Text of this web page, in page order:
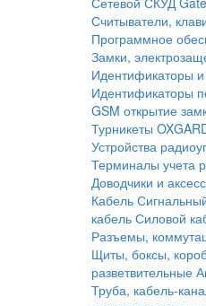
Считыватели,
Программное
Замки,
Идентификаторы и
Идентификаторы
GSM открытие
Турникеты
Устройства
Терминалы учета
Доводчики и
Кабель
кабель Силовой
Разъемы,
Щиты, боксы,
разветвительные
Труба, кабель-